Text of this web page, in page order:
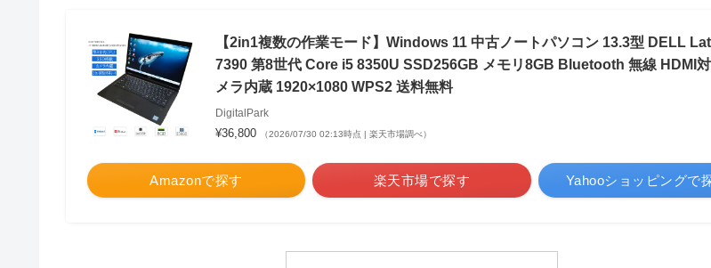
【2in1複数の作業モード】Windows 11 中古ノートパソコン 13.3型 DELL
7390 第8世代 Core i5 8350U SSD256GB メモリ8GB Bluetooth 無線 HDMI
メラ内蔵 1920×1080 WPS2 送料無料
DigitalPark
¥36,800 （2026/07/30 02:13時点 | 楽天市場調べ）
Amazonで探す 楽天市場で探す Yahooショッピングで